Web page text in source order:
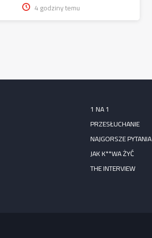
4 godziny temu
1 NA 1
PRZESŁUCHANIE
NAJGORSZE PYTANIA
JAK K**WA ŻYĆ
THE INTERVIEW